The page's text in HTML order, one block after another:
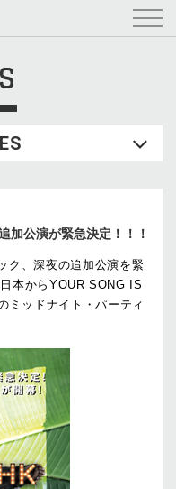
加公演が緊急決定！！！
ク、深夜の追加公演を緊
本からYOUR SONG IS
ミッドナイト・パーティ